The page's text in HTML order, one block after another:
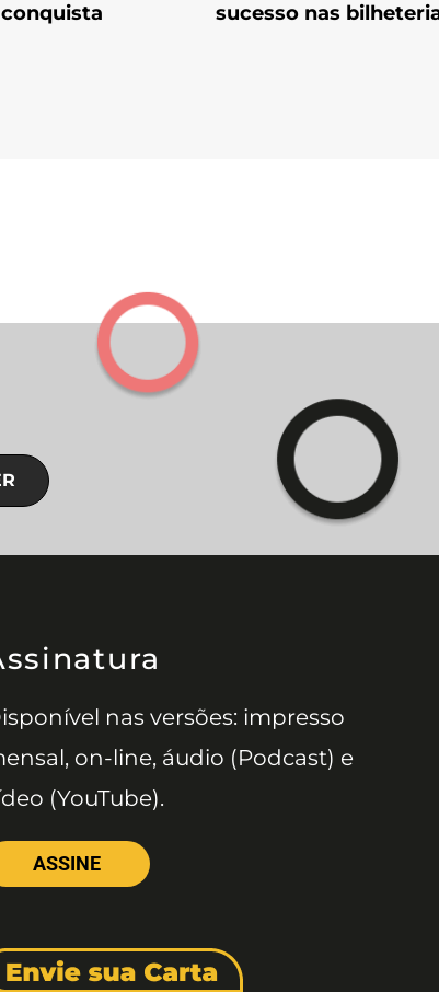
sucesso nas
nas versões: impresso
on-line, áudio (Podcast) e
(YouTube).
ASSINE